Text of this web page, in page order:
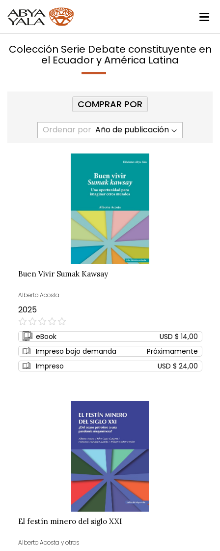
Colección Serie Debate constituyente en
el Ecuador y América Latina
Ordenar por
Buen Vivir Sumak Kawsay
Alberto Acosta
2025
0%
eBook
USD $ 14,00
Impreso bajo demanda
Próximamente
Impreso
USD $ 24,00
El festín minero del siglo XXI
Alberto Acosta y otros
COMPRAR POR